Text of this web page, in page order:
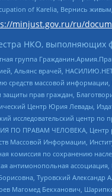
of Karelia, Вернись
minjust.gov.ru/ru/
НКО, выполняющих
группа
Альянс врачей,
средств массовой
прав граждан,
Центр Юрия Левады,
исследовательский центр
ПО ПРАВАМ ЧЕЛОВЕКА, Центр
Массовой Информации,
комиссия по сохранению
антимонопольная
Туровский Александр
Магомед Бекханович,